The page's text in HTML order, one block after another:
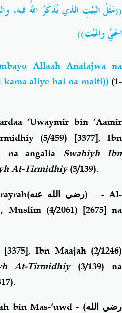
((مَثَلُ البَيْتِ الذي يُذكَرُ اللهُ فيه،
الحيِّوالميِّت))
Allaah Anatajwa na
aliye hai na maiti)) (1-
‘Uwaymir bin ‘Aamir
(5/459) [3377], Ibn
na angalia Swahiyh Ibn
At-Tirmidhiy(3/139).
( رضي الله عنه ) - Al-
Muslim (4/2061) [2675] na
Ibn Maajah (2/1246)
At-Tirmidhiy (3/139) na
bin Mas-‘uwd - ( رضي الله